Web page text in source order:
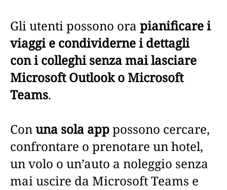
Gli utenti possono ora pianificare i
viaggi e condividerne i dettagli
con i colleghi senza mai lasciare
Microsoft Outlook o Microsoft
Teams.
Conuna sola apppossono cercare,
confrontare o prenotare un hotel,
un volo o un’auto a noleggio senza
mai uscire da Microsoft Teams e